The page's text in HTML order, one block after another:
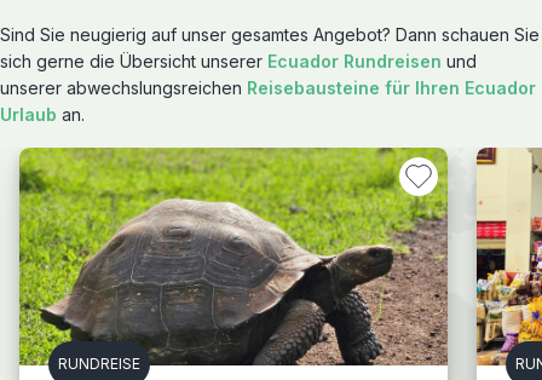
Sind Sie neugierig auf unser gesamtes Angebot? Dann schauen Sie
sich gerne die Übersicht unserer Ecuador Rundreisen und
unserer abwechslungsreichen Reisebausteine für Ihren Ecuador
Urlaub an.
RUNDREISE